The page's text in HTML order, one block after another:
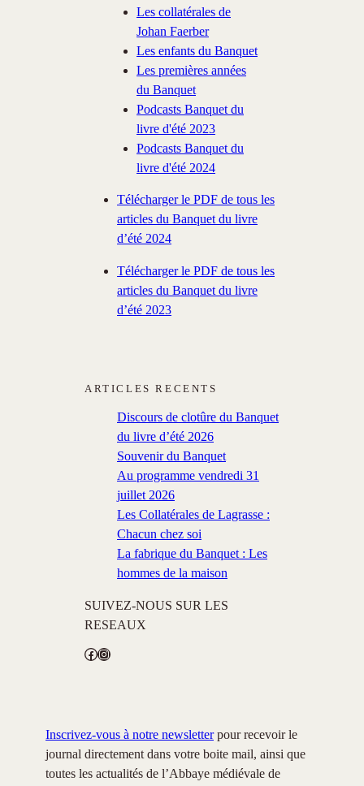
Les collatérales de
Johan Faerber
Les enfants du Banquet
Les premières années
du Banquet
Podcasts Banquet du
livre d'été 2023
Podcasts Banquet du
livre d'été 2024
Télécharger le PDF de tous les
articles du Banquet du livre
d’été 2024
Télécharger le PDF de tous les
articles du Banquet du livre
d’été 2023
ARTICLES RECENTS
Discours de clotûre du Banquet
du livre d’été 2026
Souvenir du Banquet
Au programme vendredi 31
juillet 2026
Les Collatérales de Lagrasse :
Chacun chez soi
La fabrique du Banquet : Les
hommes de la maison
SUIVEZ-NOUS SUR LES
RESEAUX
Facebook Instagram
Inscrivez-vous à notre newsletterpour recevoir le
journal directement dans votre boite mail, ainsi que
toutes les actualités de l’Abbaye médiévale de